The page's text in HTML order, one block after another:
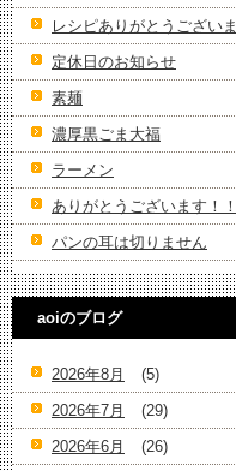
レシピありがとうござい
定休日のお知らせ
素麺
濃厚黒ごま大福
ラーメン
ありがとうございます！！
パンの耳は切りません
aoiのブログ
2026年8月
(5)
2026年7月
(29)
2026年6月
(26)